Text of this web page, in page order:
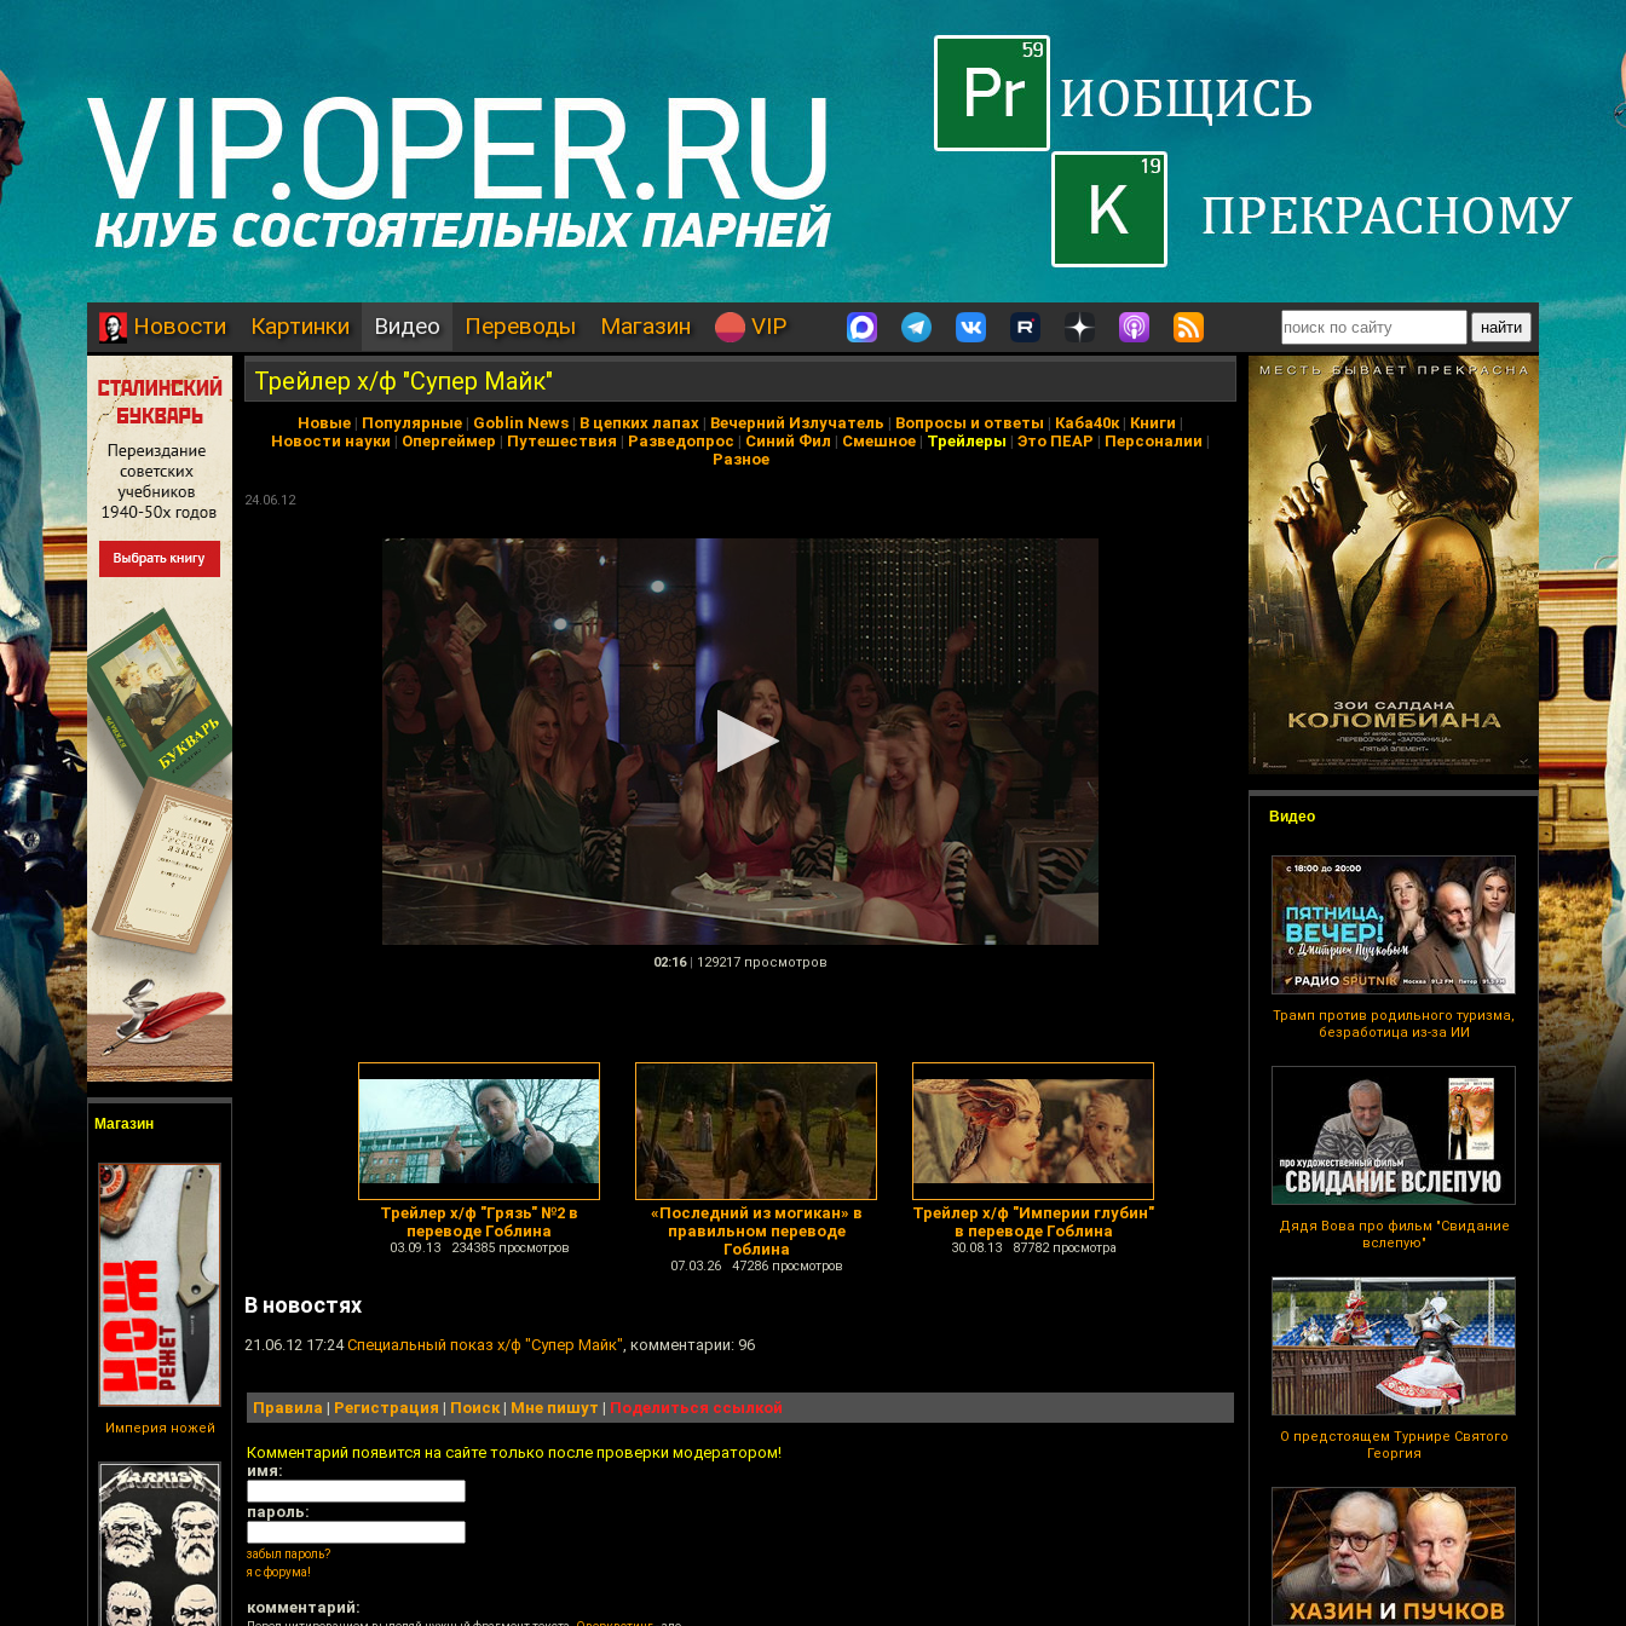
Новости Картинки Видео Переводы Магазин VIP
Магазин
Империя ножей
Видео
Трамп против родильного туризма,
безработица из-за ИИ
Дядя Вова про фильм "Свидание
вслепую"
О предстоящем Турнире Святого
Георгия
Трейлер х/ф "Супер Майк"
Новые | Популярные | Goblin News | В цепких лапах | Вечерний Излучатель | Вопросы и ответы | Каба40к| Книги |
Новости науки | Опергеймер | Путешествия | Разведопрос | Синий Фил | Смешное | Трейлеры | Это ПЕАР | Персоналии |
Разное
24.06.12
02:16 | 129217 просмотров
Трейлер х/ф "Грязь" №2 в
переводе Гоблина
03.09.13 234385 просмотров
«Последний из могикан» в
правильном переводе
Гоблина
07.03.26 47286 просмотров
Трейлер х/ф "Империи глубин"
в переводе Гоблина
30.08.13 87782 просмотра
В новостях
21.06.12 17:24Специальный показ х/ф "Супер Майк", комментарии: 96
Правила | Регистрация | Поиск| Мне пишут | Поделиться ссылкой
Комментарий появится на сайте только после проверки модератором!
имя:
пароль:
забыл пароль?
я с форума!
комментарий: